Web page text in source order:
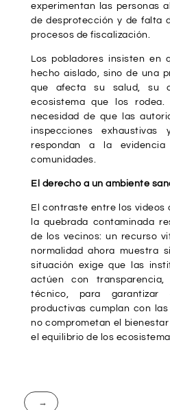
experimentan las personas
de desprotección y de falta
procesos de fiscalización.
Los pobladores insisten
hecho aislado, sino de una
que afecta su salud, su
ecosistema que los
necesidad de que las
inspecciones exhaustivas
respondan a la
comunidades.
El derecho a un ambiente
El contraste entre los videos
la quebrada contaminada
de los vecinos: un recurso
normalidad ahora muestra
situación exige que las
actúen con
técnico, para garantizar
productivas cumplan con
no comprometan el
el equilibrio de los